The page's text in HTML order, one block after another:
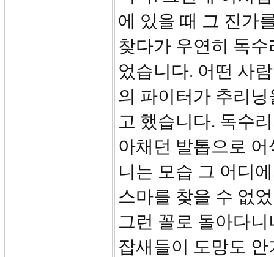
에 있을 때 그 진가
찾다가 우연히 독
었습니다. 어떤 사
의 파이터가 추리
고 했습니다. 독수
아채던 발톱으로
니는 모습 그 어디
스마를 찾을 수 없
그런 꼴로 돌아다
잡새들이 도망도